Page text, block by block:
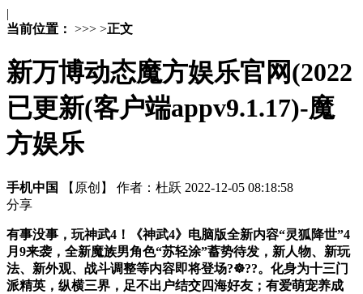
|
当前位置： >>> >正文
新万博动态魔方娱乐官网(2022
已更新(客户端appv9.1.17)-魔
方娱乐
手机中国 【原创】 作者：杜跃 2022-12-05 08:18:58
分享
有事没事，玩神武4！《神武4》电脑版全新内容“灵狐降世”4
月9来袭，全新魔族男角色“苏轻涂”蓄势待发，新人物、新玩
法、新外观、战斗调整等内容即将登场?☸??。化身为十三门
派精英，纵横三界，足不出户结交四海好友；有爱萌宠养成